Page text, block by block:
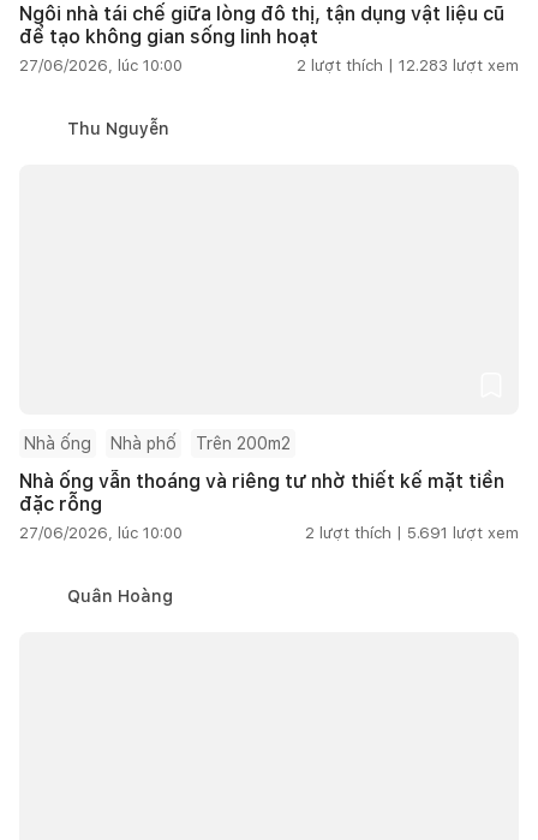
Ngôi nhà tái chế giữa lòng đô thị, tận dụng vật liệu cũ
để tạo không gian sống linh hoạt
27/06/2026, lúc 10:00 2 lượt thích | 12.283 lượt xem
Thu Nguyễn
Nhà ống Nhà phố Trên 200m2
Nhà ống vẫn thoáng và riêng tư nhờ thiết kế mặt tiền
đặc rỗng
27/06/2026, lúc 10:00 2 lượt thích | 5.691 lượt xem
Quân Hoàng